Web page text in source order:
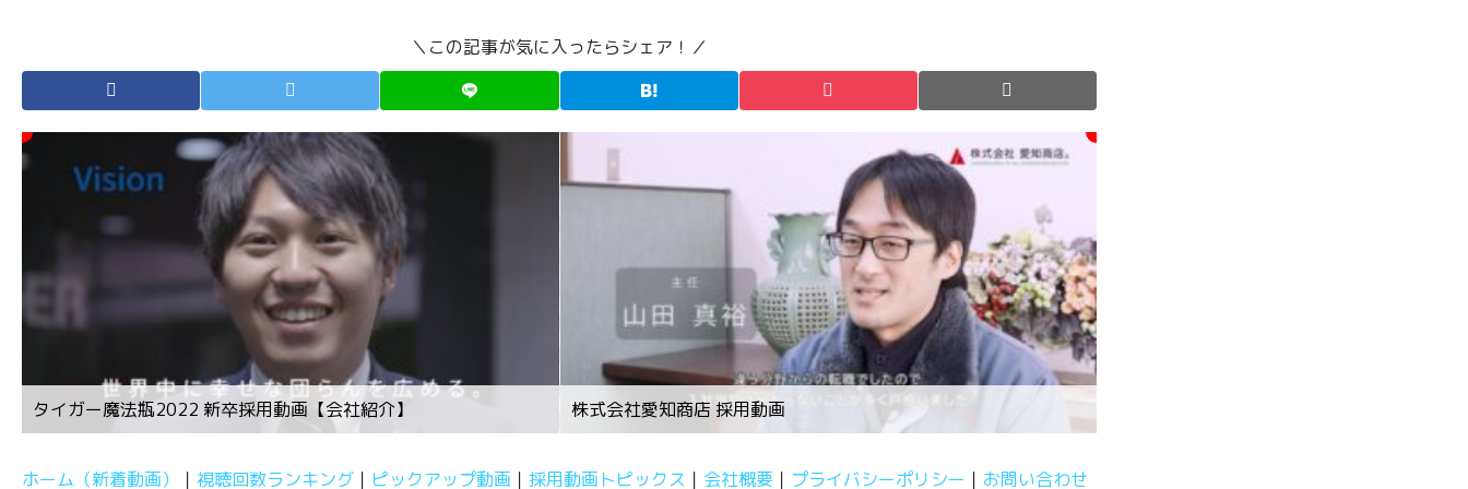
＼この記事が気に入ったらシェア！／
株式会社愛知商店 採用動画
タイガー魔法瓶2022 新卒採用動画【会社紹介】
ホーム（新着動画） 視聴回数ランキング ピックアップ動画 採用動画トピックス 会社概要 プライバシーポリシー お問い合わせ